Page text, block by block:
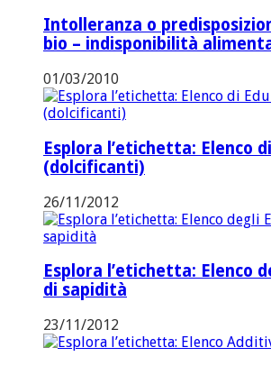
Intolleranza o
bio – indisponibilità
01/03/2010
Esplora l’etichetta: Elenco
(dolcificanti)
26/11/2012
Esplora l’etichetta: Elenco
di sapidità
23/11/2012